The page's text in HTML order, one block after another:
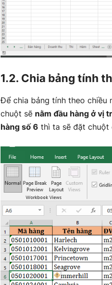
1.2. Chia bảng tính
Để chia bảng tính theo chiều
chuột sẽ nằm đầu hàng ở vị
hàng số 6 thì ta sẽ đặt chuột